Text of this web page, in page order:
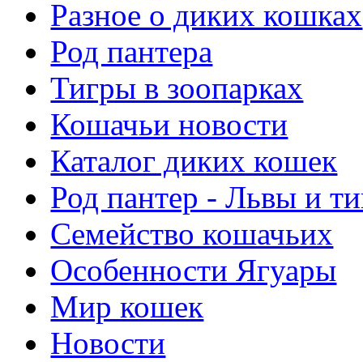
Разное о диких кошках
Род пантера
Тигры в зоопарках
Кошачьи новости
Каталог диких кошек
Род пантер - Львы и
Семейство кошачьих
Особенности Ягуары
Мир кошек
Новости